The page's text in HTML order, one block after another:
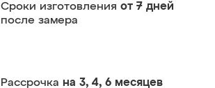
Сроки изготовления от 7 дней
после замера
Рассрочка на 3, 4, 6 месяцев